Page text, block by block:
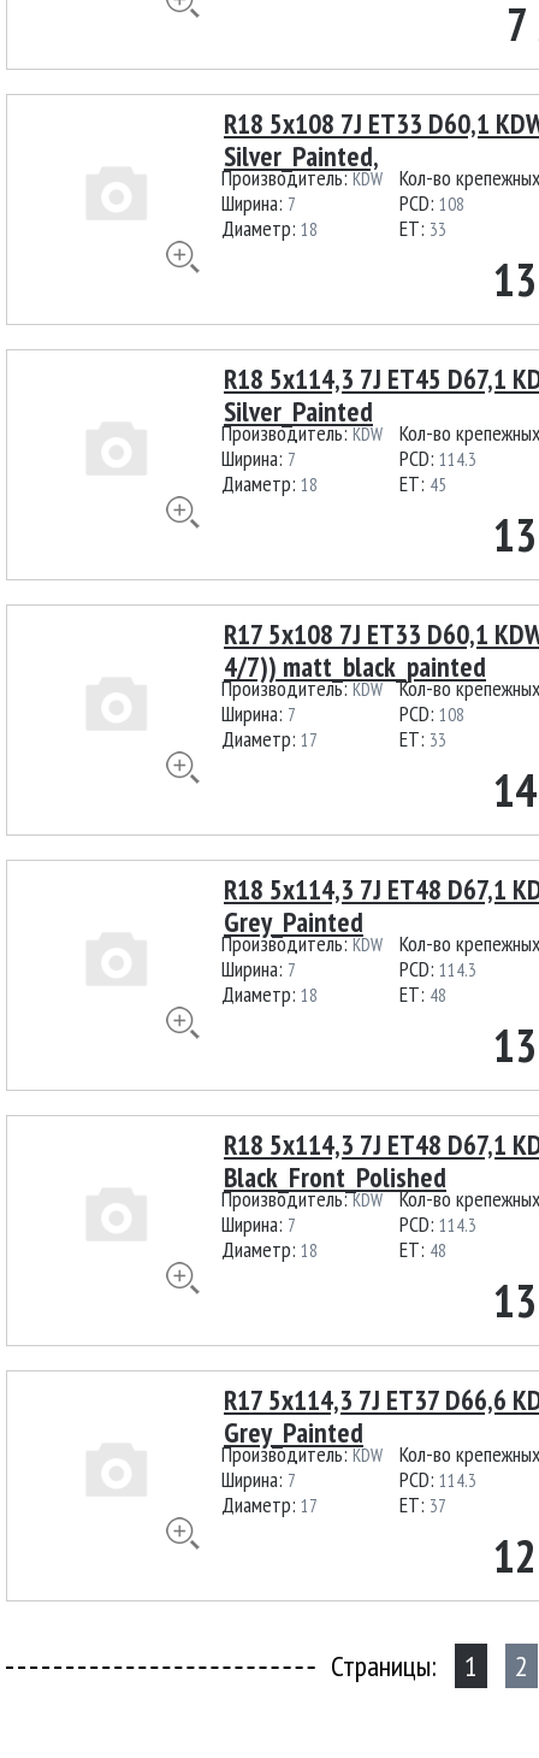
R18 5x108 7J ET33 D60,1
Silver_Painted,
Производитель:KDW
Ширина: 7
Диаметр: 18
Кол-во
PCD: 108
ET: 33
R18 5x114,3 7J ET45 D67,1
Silver_Painted
Производитель:KDW
Ширина: 7
Диаметр: 18
Кол-во
PCD: 114.3
ET: 45
R17 5x108 7J ET33 D60,1
4/7)) matt_black_painted
Производитель:KDW
Ширина: 7
Диаметр: 17
Кол-во
PCD: 108
ET: 33
R18 5x114,3 7J ET48 D67,1
Grey_Painted
Производитель:KDW
Ширина: 7
Диаметр: 18
Кол-во
PCD: 114.3
ET: 48
R18 5x114,3 7J ET48 D67,1
Black_Front_Polished
Производитель:KDW
Ширина: 7
Диаметр: 18
Кол-во
PCD: 114.3
ET: 48
R17 5x114,3 7J ET37 D66,6
Grey_Painted
Производитель:KDW
Ширина: 7
Диаметр: 17
Кол-во
PCD: 114.3
ET: 37
Страницы: 1 2